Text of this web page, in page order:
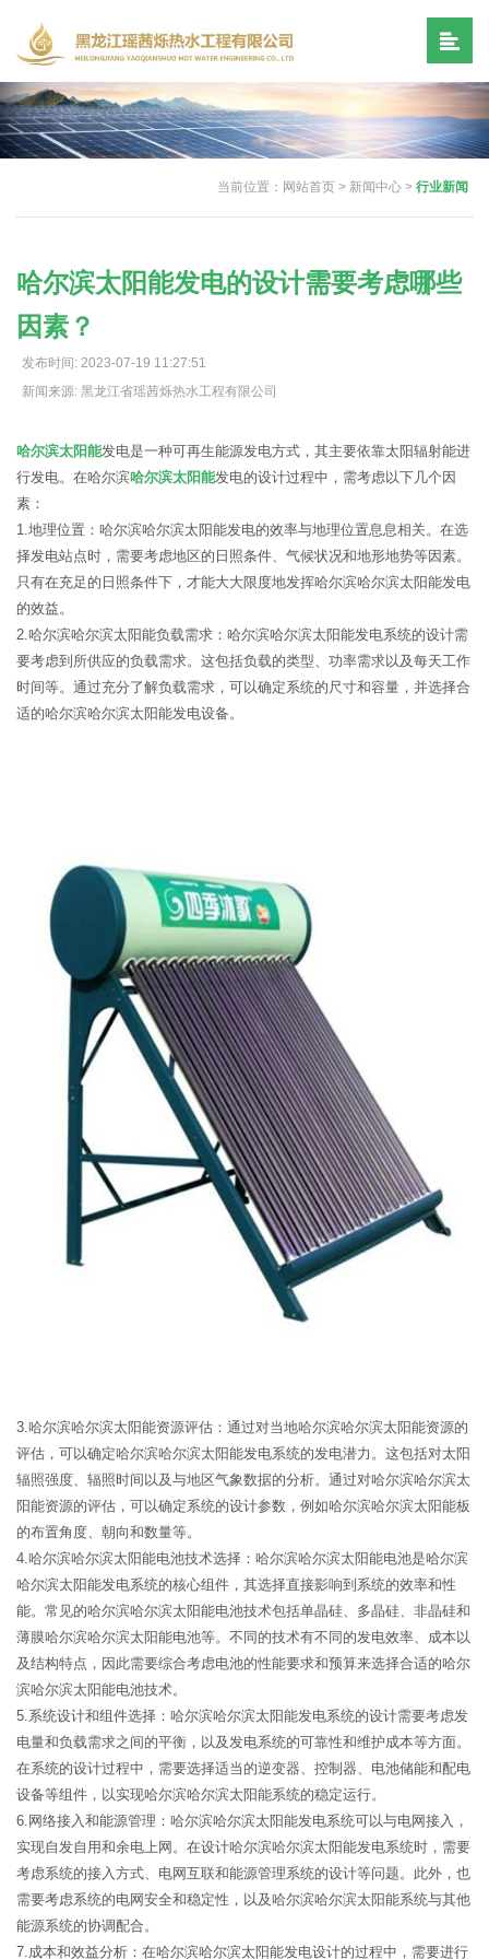
当前位置： 网站首页 > 新闻中心 > 行业新闻
哈尔滨太阳能发电的设计需要考虑哪些
因素？
发布时间: 2023-07-19 11:27:51
新闻来源: 黑龙江省瑶茜烁热水工程有限公司
哈尔滨太阳能发电是一种可再生能源发电方式，其主要依靠太阳辐射能进
行发电。在哈尔滨哈尔滨太阳能发电的设计过程中，需考虑以下几个因
素：
1.地理位置：哈尔滨哈尔滨太阳能发电的效率与地理位置息息相关。在选
择发电站点时，需要考虑地区的日照条件、气候状况和地形地势等因素。
只有在充足的日照条件下，才能大大限度地发挥哈尔滨哈尔滨太阳能发电
的效益。
2.哈尔滨哈尔滨太阳能负载需求：哈尔滨哈尔滨太阳能发电系统的设计需
要考虑到所供应的负载需求。这包括负载的类型、功率需求以及每天工作
时间等。通过充分了解负载需求，可以确定系统的尺寸和容量，并选择合
适的哈尔滨哈尔滨太阳能发电设备。
3.哈尔滨哈尔滨太阳能资源评估：通过对当地哈尔滨哈尔滨太阳能资源的
评估，可以确定哈尔滨哈尔滨太阳能发电系统的发电潜力。这包括对太阳
辐照强度、辐照时间以及与地区气象数据的分析。通过对哈尔滨哈尔滨太
阳能资源的评估，可以确定系统的设计参数，例如哈尔滨哈尔滨太阳能板
的布置角度、朝向和数量等。
4.哈尔滨哈尔滨太阳能电池技术选择：哈尔滨哈尔滨太阳能电池是哈尔滨
哈尔滨太阳能发电系统的核心组件，其选择直接影响到系统的效率和性
能。常见的哈尔滨哈尔滨太阳能电池技术包括单晶硅、多晶硅、非晶硅和
薄膜哈尔滨哈尔滨太阳能电池等。不同的技术有不同的发电效率、成本以
及结构特点，因此需要综合考虑电池的性能要求和预算来选择合适的哈尔
滨哈尔滨太阳能电池技术。
5.系统设计和组件选择：哈尔滨哈尔滨太阳能发电系统的设计需要考虑发
电量和负载需求之间的平衡，以及发电系统的可靠性和维护成本等方面。
在系统的设计过程中，需要选择适当的逆变器、控制器、电池储能和配电
设备等组件，以实现哈尔滨哈尔滨太阳能系统的稳定运行。
6.网络接入和能源管理：哈尔滨哈尔滨太阳能发电系统可以与电网接入，
实现自发自用和余电上网。在设计哈尔滨哈尔滨太阳能发电系统时，需要
考虑系统的接入方式、电网互联和能源管理系统的设计等问题。此外，也
需要考虑系统的电网安全和稳定性，以及哈尔滨哈尔滨太阳能系统与其他
能源系统的协调配合。
7.成本和效益分析：在哈尔滨哈尔滨太阳能发电设计的过程中，需要进行